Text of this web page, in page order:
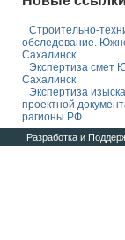
Строительно-
обследование.
Сахалинск
Экспертиза смет
Сахалинск
Экспертиза
проектной
рагионы РФ
Разработка и